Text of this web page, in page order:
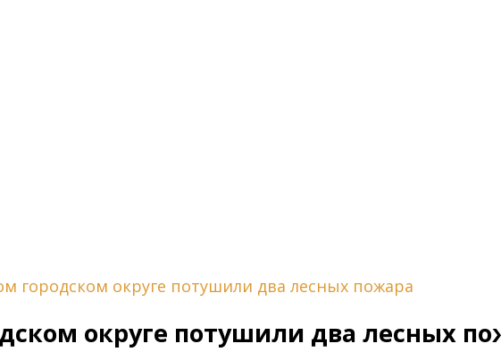
городском округе потушили два лесных пожара
округе потушили два лесных